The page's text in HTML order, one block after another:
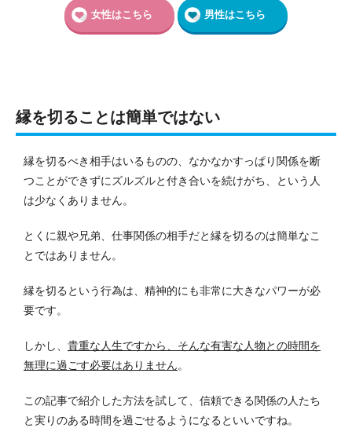
女性はこちら 男性はこちら
縁を切ることは簡単ではない
縁を切るべき相手はいるものの、なかなかすっぱり関係を断
つことができずにズルズルと付き合いを続けがち、という人
は少なくありません。
とくに親や兄弟、仕事関係の相手だと縁を切るのは簡単なこ
とではありません。
縁を切るという行為は、精神的にも非常に大きなパワーが必
要です。
しかし、 貴重な人生ですから、そんな有害な人物との時間を
無理に過ごす必要はありません。
この記事で紹介した方法を試して、信頼できる関係の人たち
と実りのある時間を過ごせるようになるといいですね。